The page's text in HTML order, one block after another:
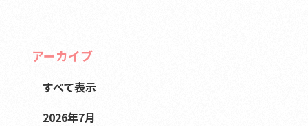
アーカイブ
すべて表示
2026年7月